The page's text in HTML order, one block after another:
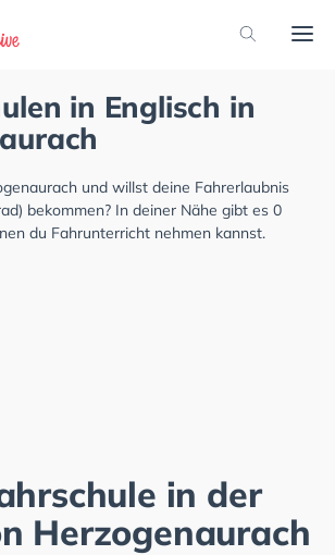
in Englisch in
und willst deine Fahrerlaubnis
bekommen? In deiner Nähe gibt es 0
du Fahrunterricht nehmen kannst.
in der
Herzogenaurach